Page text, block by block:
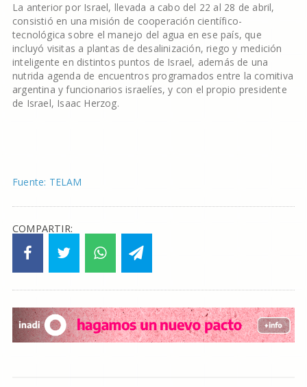
La anterior por Israel, llevada a cabo del 22 al 28 de abril,
consistió en una misión de cooperación científico-
tecnológica sobre el manejo del agua en ese país, que
incluyó visitas a plantas de desalinización, riego y medición
inteligente en distintos puntos de Israel, además de una
nutrida agenda de encuentros programados entre la comitiva
argentina y funcionarios israelíes, y con el propio presidente
de Israel, Isaac Herzog.
Fuente: TELAM
COMPARTIR: